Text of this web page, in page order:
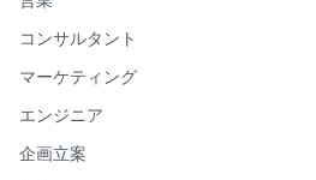
コンサルタント
マーケティング
エンジニア
企画立案